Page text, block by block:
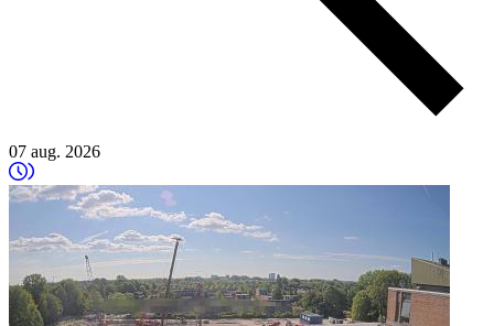
07 aug. 2026